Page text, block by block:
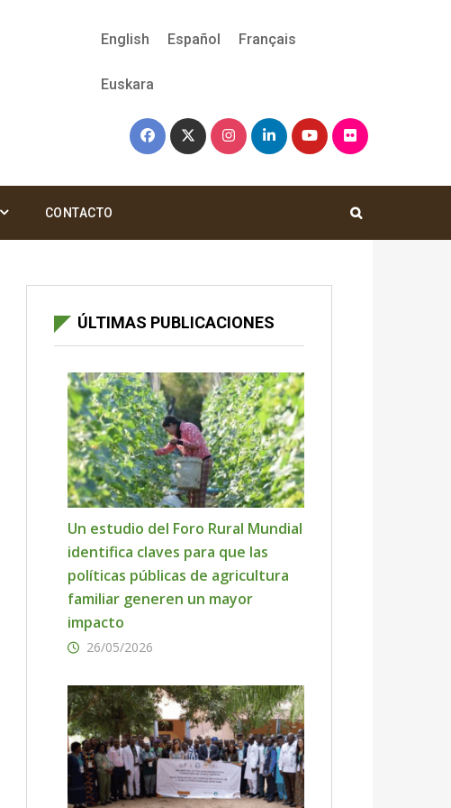
English Español Français
Euskara
CONTACTO
ÚLTIMAS PUBLICACIONES
Un estudio del Foro Rural Mundial
identifica claves para que las
políticas públicas de agricultura
familiar generen un mayor
impacto
26/05/2026